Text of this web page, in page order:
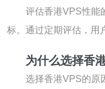
评估香港VPS性能
标。通过定期评估，用
为什么选择香
选择香港VPS的原